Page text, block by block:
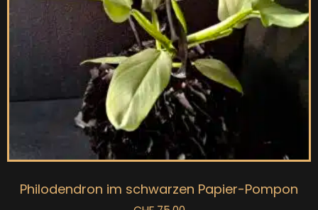
Philodendron im schwarzen Papier-Pompon